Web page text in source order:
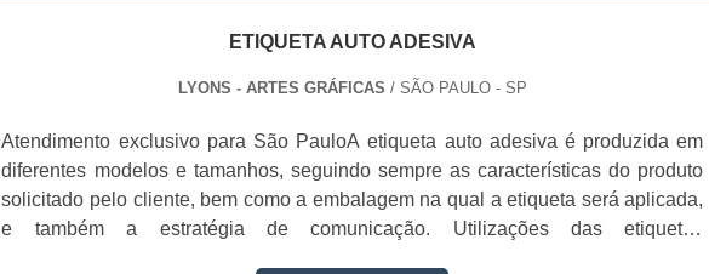
ETIQUETA AUTO ADESIVA
LYONS - ARTES GRÁFICAS / SÃO PAULO - SP
Atendimento exclusivo para São PauloA etiqueta auto adesiva é produzida em
diferentes modelos e tamanhos, seguindo sempre as características do produto
solicitado pelo cliente, bem como a embalagem na qual a etiqueta será aplicada,
e também a estratégia de comunicação. Utilizações das etiquetas